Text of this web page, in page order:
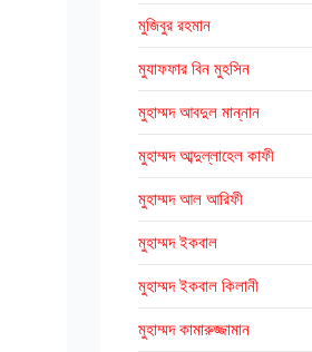
মুজিবুর রহমান
মুযাফফার বিন মুহসিন
মুহাম্মদ আবদুল মান্নান
মুহাম্মদ আব্দুল্লাহেল কাফী
মুহাম্মদ আল আরিফী
মুহাম্মদ ইকবাল
মুহাম্মদ ইকবাল কিলানী
মুহাম্মদ কামারুজ্জামান